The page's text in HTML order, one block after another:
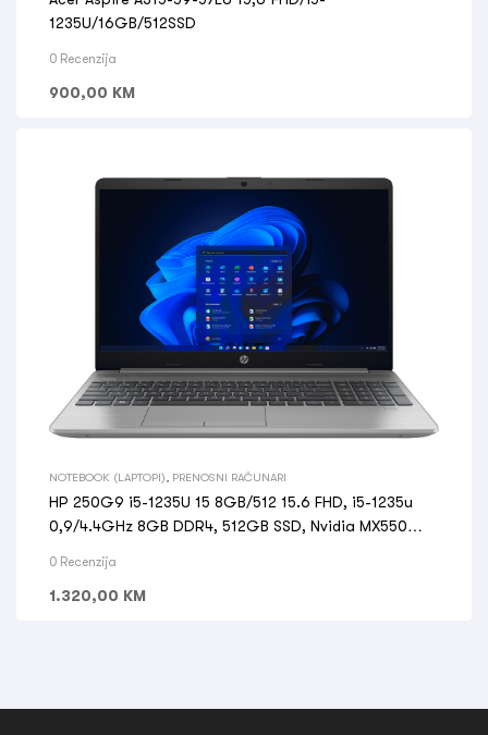
1235U/16GB/512SSD
0 Recenzija
900,00 KM
NOTEBOOK (LAPTOPI) PRENOSNI RAČUNARI
HP 250G9 i5-1235U 15 8GB/512 15.6 FHD, i5-1235u
0,9/4.4GHz 8GB DDR4, 512GB SSD, Nvidia MX550
0 Recenzija
1.320,00 KM